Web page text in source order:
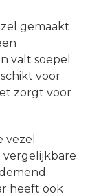
gemaakt
valt soepel
voor
zorgt voor
vezel
heeft ook